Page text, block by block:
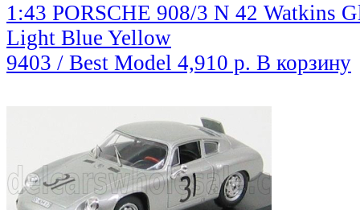
1:43 PORSCHE 908/3 N 42 Watkins
Light Blue Yellow
9403 / Best Model 4,910 р. В корзину